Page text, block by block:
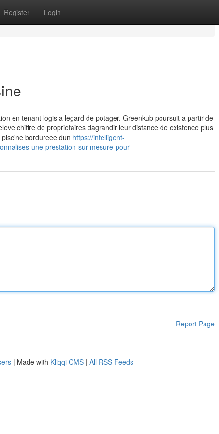
Register Login
en tenant logis a legard de potager. Greenkub poursuit a partir de
chiffre de proprietaires dagrandir leur distance de existence plus
bordureee dun https://intelligent-
une-prestation-sur-mesure-pour
Report Page
| Made with Kliqqi CMS | All RSS Feeds